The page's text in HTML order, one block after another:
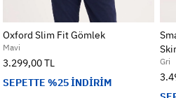
Oxford Slim Fit Gömlek
Mavi
3.299,00 TL
SEPETTE %25 İNDİRİM
Gri